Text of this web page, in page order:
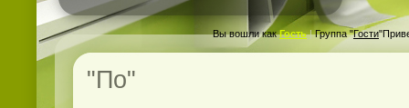
Вы вошли как Гость|Группа "Гости
"По"